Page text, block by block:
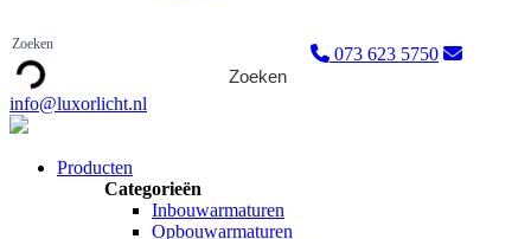
Zoeken
073 623 5750
info@luxorlicht.nl
Producten
Categorieën
Inbouwarmaturen
Opbouwarmaturen